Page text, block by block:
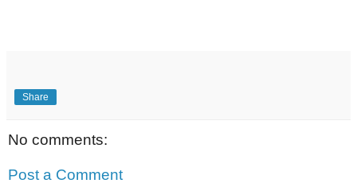
Share
No comments:
Post a Comment